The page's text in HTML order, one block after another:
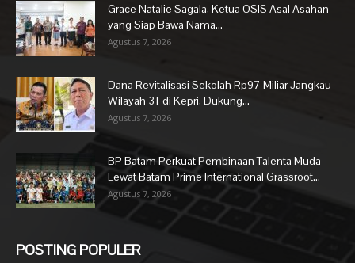
Grace Natalie Sagala, Ketua OSIS Asal Asahan
yang Siap Bawa Nama...
Agustus 7, 2026
Dana Revitalisasi Sekolah Rp97 Miliar Jangkau
Wilayah 3T di Kepri, Dukung...
Agustus 7, 2026
BP Batam Perkuat Pembinaan Talenta Muda
Lewat Batam Prime International Grassroot...
Agustus 7, 2026
POSTING POPULER